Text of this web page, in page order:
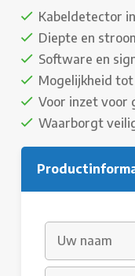
Kabeldetector
Diepte en
Software en
Mogelijkheid
Voor inzet voor
Waarborgt